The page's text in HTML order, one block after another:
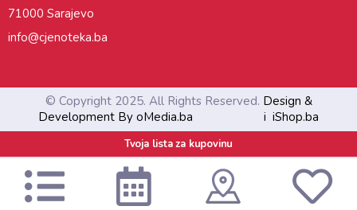
71000 Sarajevo
info@cjenoteka.ba
© Copyright 2025. All Rights Reserved. Design &
Development By oMedia.ba
i iShop.ba
Tvoja lista za kupovinu